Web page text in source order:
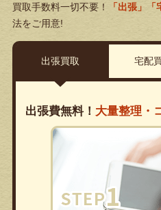
買取手数料一切不要！ 「出張」「
法をご用意!
出張買取 宅配
出張費無料！ 大量整理・